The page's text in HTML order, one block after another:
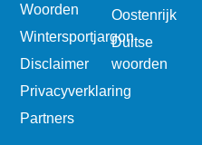
Woorden
Wintersportjargon
Disclaimer
Privacyverklaring
Partners
Oostenrijk
Duitse
woorden